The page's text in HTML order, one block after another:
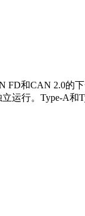
FD和CAN 2.0的
运行。Type-A和